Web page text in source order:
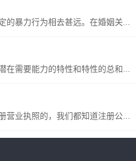
的暴力行为相去甚远。在婚姻关...
在需要能力的特性和特性的总和...
营业执照的，我们都知道注册公...